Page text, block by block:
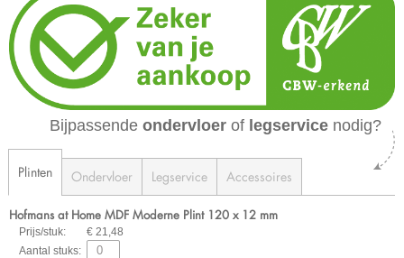
Bijpassende ondervloer of legservice nodig?
Plinten Ondervloer Legservice Accessoires
Hofmans at Home MDF Moderne Plint 120 x 12 mm
Prijs/stuk:
€ 21,48
Aantal stuks: